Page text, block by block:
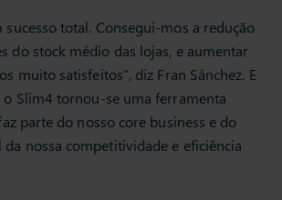
total. Consegui-mos a redução
do stock médio das lojas, e aumentar
muito satisfeitos”, diz Fran Sánchez. E
o Slim4 tornou-se uma ferramenta
parte do nosso core business e do
nossa competitividade e eficiência